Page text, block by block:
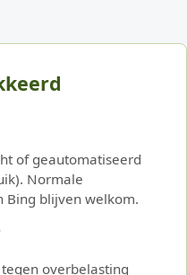
of geautomatiseerd
Normale
Bing blijven welkom.
overbelasting